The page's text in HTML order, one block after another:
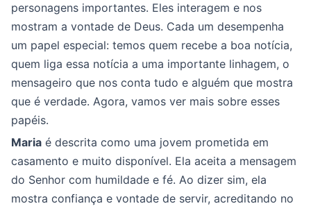
personagens importantes. Eles interagem e nos
mostram a vontade de Deus. Cada um desempenha
um papel especial: temos quem recebe a boa notícia,
quem liga essa notícia a uma importante linhagem, o
mensageiro que nos conta tudo e alguém que mostra
que é verdade. Agora, vamos ver mais sobre esses
papéis.
Maria é descrita como uma jovem prometida em
casamento e muito disponível. Ela aceita a mensagem
do Senhor com humildade e fé. Ao dizer sim, ela
mostra confiança e vontade de servir, acreditando no